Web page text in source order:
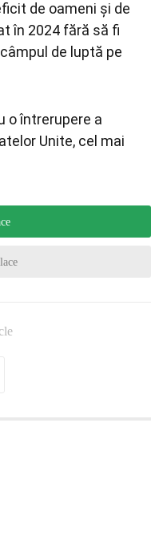
de oameni şi de
în 2024 fără să fi
de luptă pe
o întrerupere a
Unite, cel mai